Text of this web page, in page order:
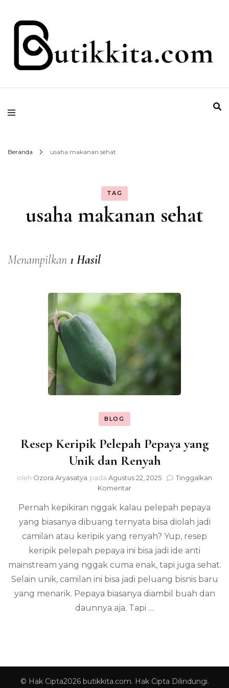
butikkita.com
Beranda usaha makanan sehat
TAG
usaha makanan sehat
Menampilkan 1 Hasil
BLOG
Resep Keripik Pelepah Pepaya yang
Unik dan Renyah
oleh Ozora Aryasatya pada Agustus 22, 2025
Tinggalkan
Komentarpada
Keripik
Pelepah
Pepaya
yang
Unik
Renyah
Pernah kepikiran nggak kalau pelepah pepaya
yang biasanya dibuang ternyata bisa diolah jadi
camilan atau keripik yang renyah? Yup, resep
keripik pelepah pepaya ini bisa jadi ide anti
mainstream yang nggak cuma enak, tapi juga sehat.
Selain unik, camilan ini bisa jadi peluang bisnis baru
yang menarik. Pepaya biasanya diambil buah dan
daunnya aja. Tapi …
© Hak Cipta2026 butikkita.com. Hak Cipta Dilindungi.